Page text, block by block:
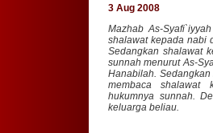
3 Aug 2008
Mazhab As-
shalawat kepada nabi
Sedangkan shalawat
sunnah menurut As-
Hanabilah.
membaca shalawat
hukumnya sunnah.
keluarga beliau.